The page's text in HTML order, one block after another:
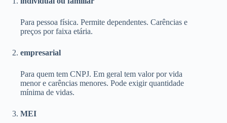
Para pessoa física. Permite dependentes. Carências e
preços por faixa etária.
empresarial
Para quem tem CNPJ. Em geral tem valor por vida
menor e carências menores. Pode exigir quantidade
mínima de vidas.
MEI